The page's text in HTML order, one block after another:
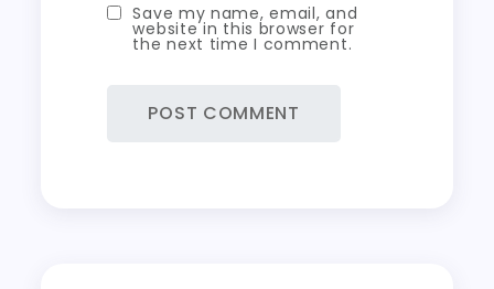
Save my name, email, and
website in this browser for
the next time I comment.